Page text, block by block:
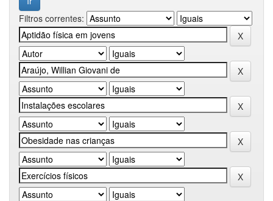
Filtros correntes: